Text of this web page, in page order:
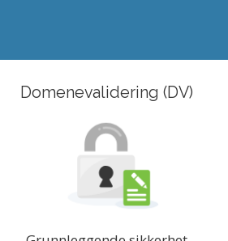
Domenevalidering (DV)